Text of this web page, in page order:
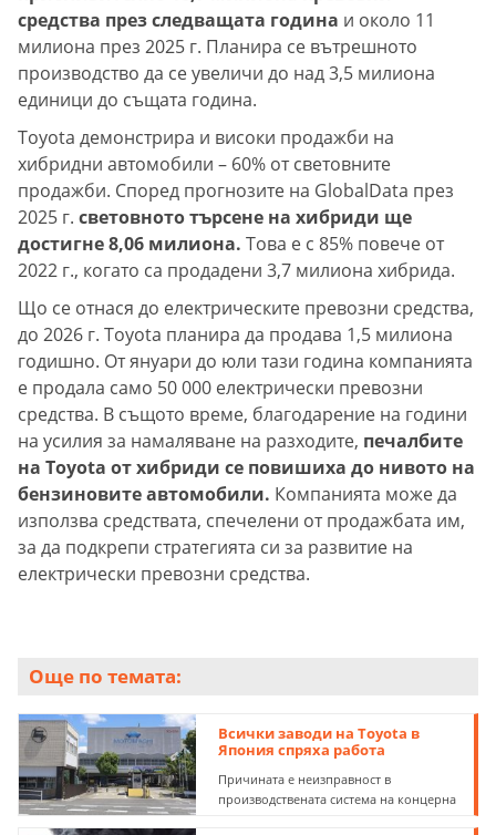
средства през следващата година и около 11
милиона през 2025 г. Планира се вътрешното
производство да се увеличи до над 3,5 милиона
единици до същата година.
Toyota демонстрира и високи продажби на
хибридни автомобили – 60% от световните
продажби. Според прогнозите на GlobalData през
2025 г. световното търсене на хибриди ще
достигне 8,06 милиона. Това е с 85% повече от
2022 г., когато са продадени 3,7 милиона хибрида.
Що се отнася до електрическите превозни средства,
до 2026 г. Toyota планира да продава 1,5 милиона
годишно. От януари до юли тази година компанията
е продала само 50 000 електрически превозни
средства. В същото време, благодарение на години
на усилия за намаляване на разходите, печалбите
на Toyota от хибриди се повишиха до нивото на
бензиновите автомобили. Компанията може да
използва средствата, спечелени от продажбата им,
за да подкрепи стратегията си за развитие на
електрически превозни средства.
Още по темата:
Всички заводи на Toyota в
Япония спряха работа
Причината е неизправност в
производствената система на концерна